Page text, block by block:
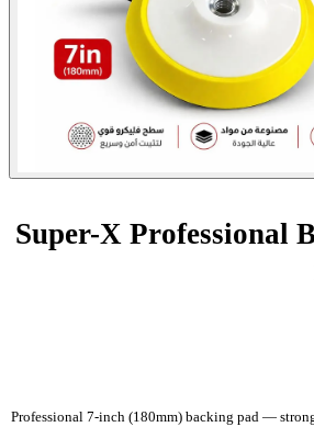
Super-X Professional
Professional 7-inch (180mm) backing pad —